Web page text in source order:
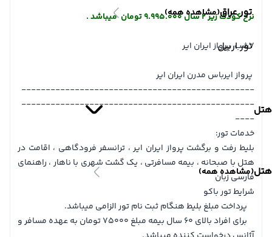
تور عراق(مشاهده همه)
تور اربیل
هتل
هتل(مشاهده همه)
نرخ کودک زیر 2 سال 9.995.000 تومان میباشد .
7شب پرواز ایران ایر
پرواز ایرباس مدرن ایران ایر
------------------------------------------------
------------------------------------------------
----
خدمات تور:
بلیط رفت و برگشت پرواز ایران ایر ، ترانسفر فرودگاهی ، اقامت در
هتل با صبحانه ، بیمه مسافرتی ، یک گشت شهری با ناهار ، راهنمای
فارسی زبان
شرایط تور باکو
پرداخت مبلغ بلیط هنگام ثبت نام تور الزامی میباشد.
برای افراد بالای 60 سال بیمه مبلغ 75000 تومان به عهده مسافر و